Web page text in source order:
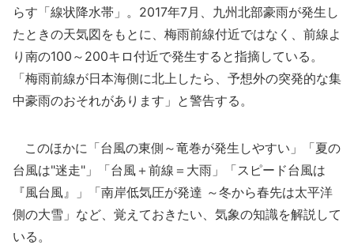
らす「線状降水帯」。2017年7月、九州北部豪雨が発生し
たときの天気図をもとに、梅雨前線付近ではなく、前線よ
り南の100～200キロ付近で発生すると指摘している。
「梅雨前線が日本海側に北上したら、予想外の突発的な集
中豪雨のおそれがあります」と警告する。
このほかに「台風の東側～竜巻が発生しやすい」「夏の
台風は"迷走"」「台風＋前線＝大雨」「スピード台風は
『風台風』」「南岸低気圧が発達 ～冬から春先は太平洋
側の大雪」など、覚えておきたい、気象の知識を解説して
いる。